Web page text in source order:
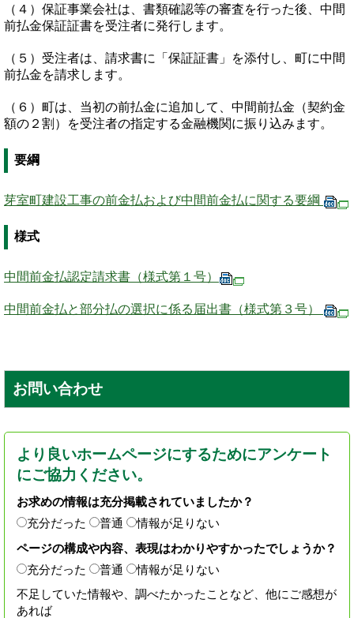
（４）保証事業会社は、書類確認等の審査を行った後、中間
前払金保証証書を受注者に発行します。
（５）受注者は、請求書に「保証証書」を添付し、町に中間
前払金を請求します。
（６）町は、当初の前払金に追加して、中間前払金（契約金
額の２割）を受注者の指定する金融機関に振り込みます。
要綱
芽室町建設工事の前金払および中間前金払に関する要綱
様式
中間前金払認定請求書（様式第１号）
中間前金払と部分払の選択に係る届出書（様式第３号）
お問い合わせ
より良いホームページにするためにアンケート
にご協力ください。
お求めの情報は充分掲載されていましたか？
充分だった
普通
情報が足りない
ページの構成や内容、表現はわかりやすかったでしょうか？
充分だった
普通
情報が足りない
不足していた情報や、調べたかったことなど、他にご感想が
あれば